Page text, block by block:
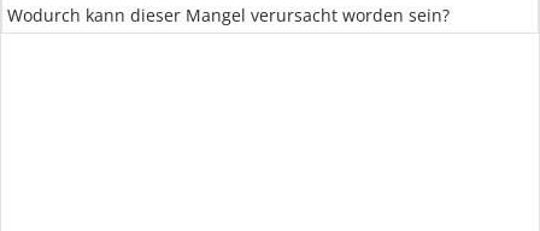
Wodurch kann dieser Mangel verursacht worden sein?